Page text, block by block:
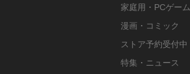
家庭用・PCゲーム
漫画・コミック
ストア予約受付中
特集・ニュース